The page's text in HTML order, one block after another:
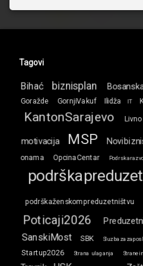
Tagovi
Bihać biznisplan
Goražde GornjiVakuf Ilidža IT
KantonSarajevo Livno
motivacija MSP
onama
OpcinaCentar
podrškaženskompreduzetništvu
Poticaji2026
SanskiMost SBK
Startup2026 Strana ulaganja